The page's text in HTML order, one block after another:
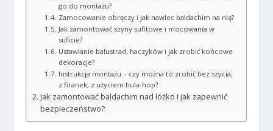
go do montażu?
Zamocowanie obręczy i jak nawlec baldachim na nią?
Jak zamontować szyny sufitowe i mocowania w
suficie?
Ustawianie balustrad, haczyków i jak zrobić końcowe
dekoracje?
Instrukcja montażu – czy można to zrobić bez szycia,
z firanek, z użyciem hula-hop?
Jak zamontować baldachim nad łóżko i jak zapewnić
bezpieczeństwo?